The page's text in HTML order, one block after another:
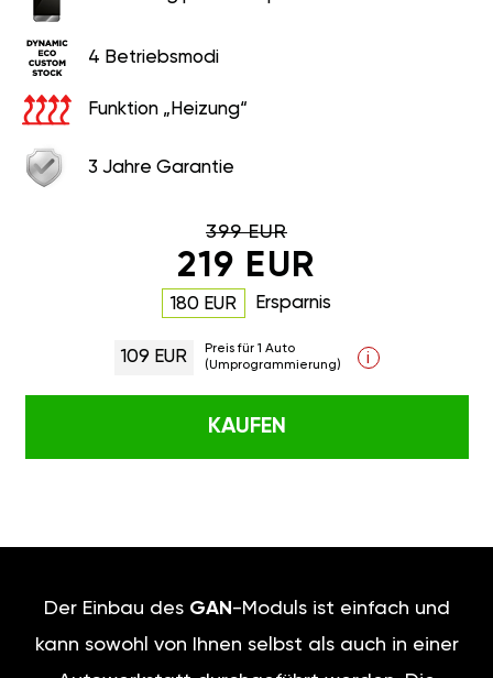
4 Betriebsmodi
Funktion „Heizung“
3 Jahre Garantie
399 EUR
219 EUR
180 EUR Ersparnis
109 EUR
Preis für 1 Auto
(Umprogrammierung)
i
KAUFEN
Der Einbau des GAN -Moduls ist einfach und
kann sowohl von Ihnen selbst als auch in einer